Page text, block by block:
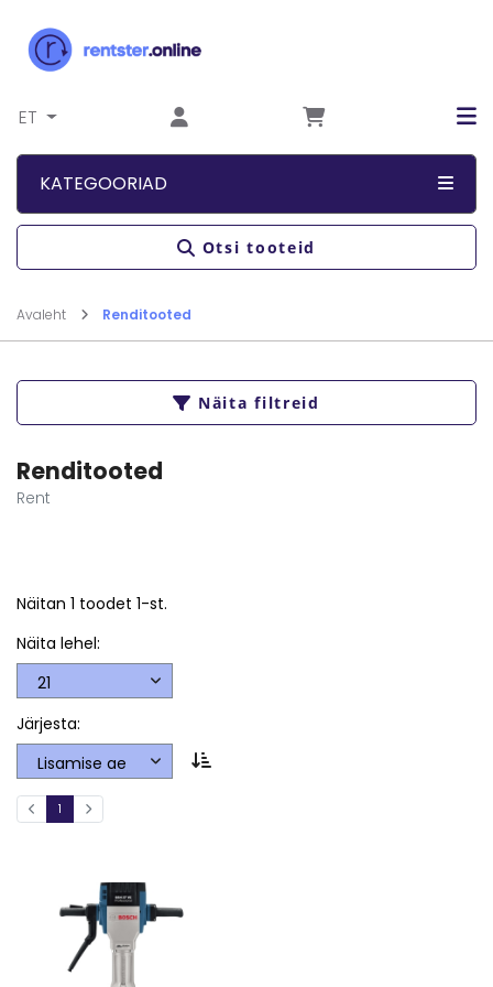
ET
KATEGOORIAD
Otsi tooteid
Avaleht Renditooted
Näita filtreid
Renditooted
Rent
Näitan 1 toodet 1-st.
Näita lehel:
Järjesta:
1